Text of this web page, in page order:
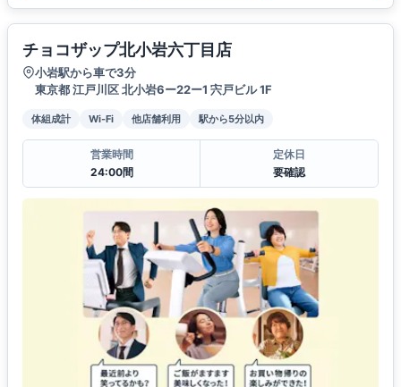
チョコザップ北小岩六丁目店
小岩駅から車で3分
東京都 江戸川区 北小岩6ー22ー1 宍戸ビル 1F
体組成計 Wi-Fi 他店舗利用 駅から5分以内
営業時間
24:00間
定休日
要確認